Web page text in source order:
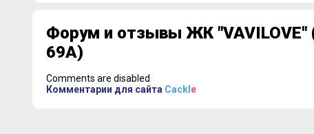
Форум и отзывы ЖК "VAVILOVE"
69А)
Comments are disabled
Комментарии для сайта Cackl e